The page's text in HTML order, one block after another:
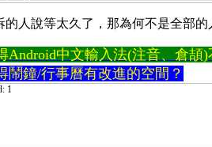
的人說等太久了，那為何不是全部
Android中文輸入法(注音、倉頡
鬧鐘/行事曆有改進的空間？
1